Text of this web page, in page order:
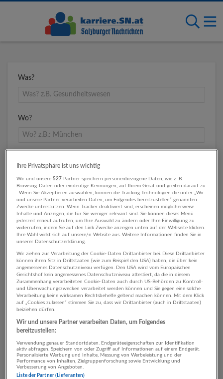
Was?
Wo?
3 Grafik, Design Architektur /
Bautechnik Unternehmen
impetus Personalberatung
Ihre Privatsphäre ist uns wichtig
Wir und unsere527 Partner speichern personenbezogene Daten, wie z. B.
Browsing-Daten oder eindeutige Kennungen, auf Ihrem Gerät und greifen darauf zu
. Wenn Sie Akzeptieren auswählen, können die Tracking-Technologien die unter „Wir
und unsere Partner verarbeiten Daten, um Folgendes bereitzustellen“ genannten
Zwecke unterstützen. Wenn Tracker deaktiviert sind, erscheinen möglicherweise
Inhalte und Anzeigen, die für Sie weniger relevant sind. Sie können dieses Menü
jederzeit erneut aufrufen, um Ihre Auswahl zu ändern oder Ihre Einwilligung zu
widerrufen, indem Sie auf den Link Zwecke anzeigen unten auf der Webseite klicken.
Ihre Wahl wirkt sich auf unsere/n Website aus. Weitere Informationen finden Sie in
unserer Datenschutzerklärung.
Wir ziehen zur Verarbeitung der Cookie-Daten Drittanbieter bei. Diese Drittanbieter
können ihren Sitz in Drittstaaten (wie zum Beispiel den USA) haben, die über kein
angemessenes Datenschutzniveau verfügen. Den USA wird vom Europäischen
Gerichtshof kein angemessenes Datenschutzniveau attestiert, da die in diesem
Zusammenhang verarbeiteten Cookie-Daten auch durch US-Behörden zu Kontroll-
und Überwachungszwecken verarbeitet werden können und Sie gegen eine solche
Verarbeitung keine wirksamen Rechtsbehelfe geltend machen können. Mit dem Klick
auf „Cookies zulassen“ stimmen Sie zu, dass wir Drittanbieter (auch in Drittstaaten)
beiziehen dürfen.
Wir und unsere Partner verarbeiten Daten, um Folgendes
bereitzustellen:
Verwendung genauer Standortdaten. Endgeräteeigenschaften zur Identifikation
aktiv abfragen. Speichern von oder Zugriff auf Informationen auf einem Endgerät.
Personalisierte Werbung und Inhalte, Messung von Werbeleistung und der
Performance von Inhalten, Zielgruppenforschung sowie Entwicklung und
Verbesserung von Angeboten.
Liste der Partner (Lieferanten)